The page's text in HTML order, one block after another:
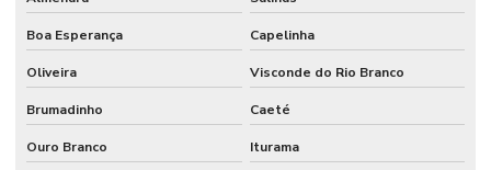
Boa Esperança Capelinha
Oliveira Visconde do Rio Branco
Brumadinho Caeté
Ouro Branco Iturama